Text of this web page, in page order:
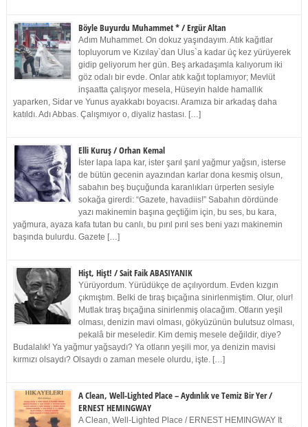
Böyle Buyurdu Muhammet * / Ergür Altan
Adım Muhammet. On dokuz yaşındayım. Atık kağıtlar
topluyorum ve Kızılay`dan Ulus`a kadar üç kez yürüyerek
gidip geliyorum her gün. Beş arkadaşımla kalıyorum iki
göz odalı bir evde. Onlar atık kağıt toplamıyor; Mevlüt
inşaatta çalışıyor mesela, Hüseyin halde hamallık
yaparken, Sidar ve Yunus ayakkabı boyacısı. Aramıza bir arkadaş daha
katıldı. Adı Abbas. Çalışmıyor o, diyaliz hastası. […]
Elli Kuruş / Orhan Kemal
İster lapa lapa kar, ister şarıl şarıl yağmur yağsın, isterse
de bütün gecenin ayazından karlar dona kesmiş olsun,
sabahın beş buçuğunda karanlıkları ürperten sesiyle
sokağa girerdi: “Gazete, havadiis!” Sabahın dördünde
yazı makinemin başına geçtiğim için, bu ses, bu kara,
yağmura, ayaza kafa tutan bu canlı, bu pırıl pırıl ses beni yazı makinemin
başında bulurdu. Gazete […]
Hişt, Hişt! / Sait Faik ABASIYANIK
Yürüyordum. Yürüdükçe de açılıyordum. Evden kızgın
çıkmıştım. Belki de tıraş bıçağına sinirlenmiştim. Olur, olur!
Mutlak tıraş bıçağına sinirlenmiş olacağım. Otların yeşil
olması, denizin mavi olması, gökyüzünün bulutsuz olması,
pekalâ bir meseledir. Kim demiş mesele değildir, diye?
Budalalık! Ya yağmur yağsaydı? Ya otların yeşili mor, ya denizin mavisi
kırmızı olsaydı? Olsaydı o zaman mesele olurdu, işte. […]
A Clean, Well-Lighted Place – Aydınlık ve Temiz Bir Yer /
ERNEST HEMINGWAY
A Clean, Well-Lighted Place / ERNEST HEMINGWAY It